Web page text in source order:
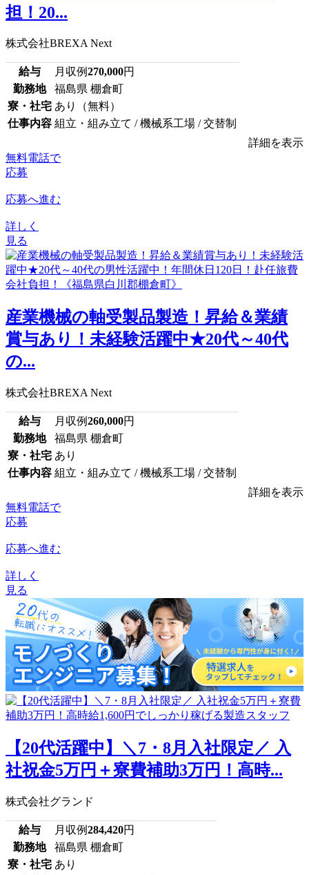
担！20...
株式会社BREXA Next
給与 月収例270,000円
勤務地
福島県 棚倉町
寮・社宅 あり（無料）
仕事内容 組立・組み立て / 機械系工場 / 交替制
詳細を表示
無料電話で
応募
応募へ進む
詳しく
見る
産業機械の軸受製品製造！昇給＆業績
賞与あり！未経験活躍中★20代～40代
の...
株式会社BREXA Next
給与 月収例260,000円
勤務地
福島県 棚倉町
寮・社宅 あり
仕事内容 組立・組み立て / 機械系工場 / 交替制
詳細を表示
無料電話で
応募
応募へ進む
詳しく
見る
【20代活躍中】＼7・8月入社限定／ 入
社祝金5万円＋寮費補助3万円！高時...
株式会社グランド
給与 月収例284,420円
勤務地
福島県 棚倉町
寮・社宅 あり